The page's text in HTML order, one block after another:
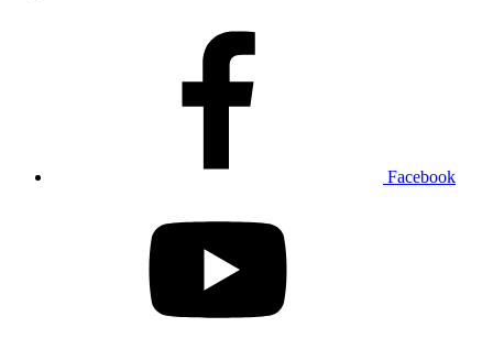
Facebook